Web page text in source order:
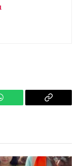
Copy